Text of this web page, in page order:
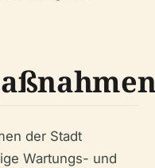
der Stadt
Wartungs- und